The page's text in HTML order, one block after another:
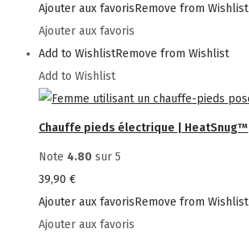
Ajouter aux favorisRemove from Wishlist
Ajouter aux favoris
Add to WishlistRemove from Wishlist
Add to Wishlist
Chauffe pieds électrique | HeatSnug™
Note 4.80 sur 5
39,90 €
Ajouter aux favorisRemove from Wishlist
Ajouter aux favoris